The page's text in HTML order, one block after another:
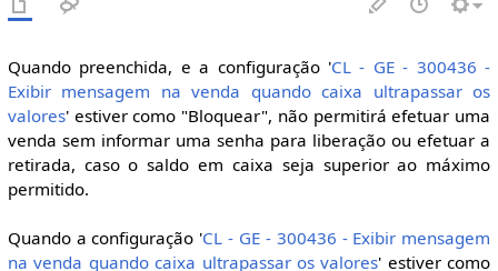
Quando preenchida, e a configuração 'CL - GE - 300436 -
Exibir mensagem na venda quando caixa ultrapassar os
valores' estiver como "Bloquear", não permitirá efetuar uma
venda sem informar uma senha para liberação ou efetuar a
retirada, caso o saldo em caixa seja superior ao máximo
permitido.
Quando a configuração 'CL - GE - 300436 - Exibir mensagem
na venda quando caixa ultrapassar os valores' estiver como